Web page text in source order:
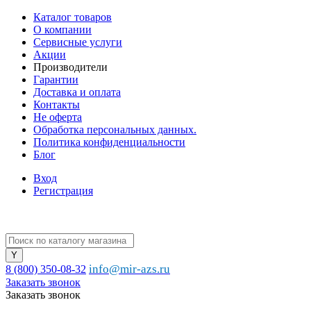
Каталог товаров
О компании
Сервисные услуги
Акции
Производители
Гарантии
Доставка и оплата
Контакты
Не оферта
Обработка персональных данных.
Политика конфиденциальности
Блог
Вход
Регистрация
8 (800) 350-08-32 info@mir-azs.ru
Заказать звонок
Заказать звонок